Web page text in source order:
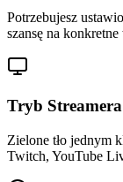
Potrzebujesz
szansę na
Tryb
Zielone tło jednym
Twitch, YouTube